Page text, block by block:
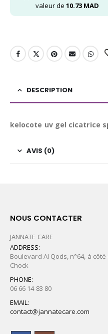
valeur de 10.73 MAD
DESCRIPTION
kelocote uv gel cicatrice
AVIS (0)
NOUS CONTACTER
JANNATE CARE
ADDRESS:
Boulevard Al Qods, n°64, à
Chock
PHONE:
06 66 14 83 80
EMAIL:
contact@jannatecare.com